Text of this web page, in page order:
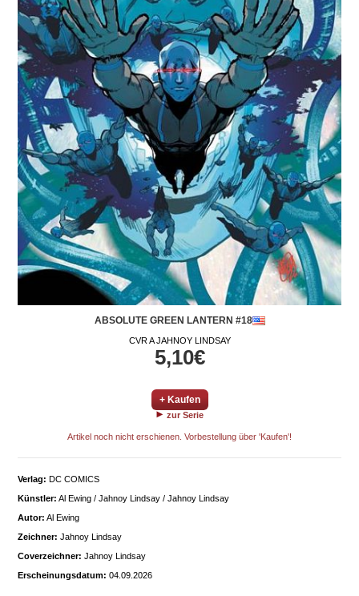
ABSOLUTE GREEN LANTERN #18
CVR A JAHNOY LINDSAY
5,10€
+ Kaufen
zur Serie
Artikel noch nicht erschienen. Vorbestellung über 'Kaufen'!
Verlag: DC COMICS
Künstler: Al Ewing / Jahnoy Lindsay / Jahnoy Lindsay
Autor: Al Ewing
Zeichner: Jahnoy Lindsay
Coverzeichner: Jahnoy Lindsay
Erscheinungsdatum: 04.09.2026